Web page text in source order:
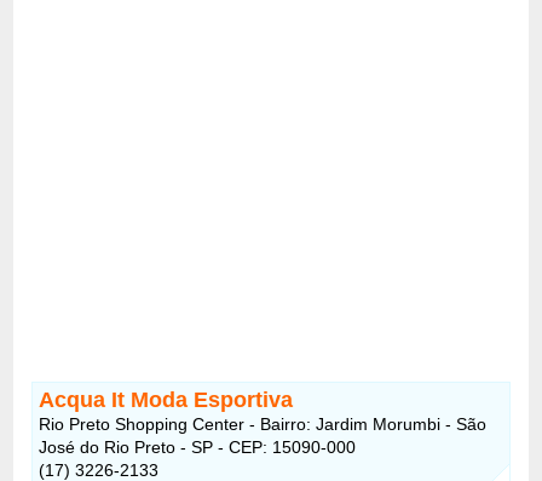
Acqua It Moda Esportiva
Rio Preto Shopping Center - Bairro: Jardim Morumbi - São
José do Rio Preto - SP - CEP: 15090-000
(17) 3226-2133